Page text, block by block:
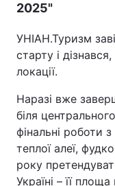
2025"
УНІАН.Туризм
старту і
локації.
Наразі вже
біля
фінальні роботи
теплої алеї,
року
Україні – її